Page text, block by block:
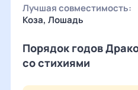
Лучшая совместимость:
Коза, Лошадь
Порядок годов
со стихиями